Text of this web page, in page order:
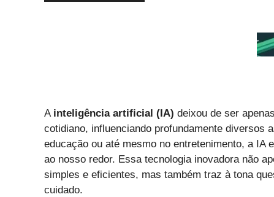
A inteligência artificial (IA) deixou de ser
cotidiano, influenciando profundamente diversos
educação ou até mesmo no entretenimento, a IA
ao nosso redor. Essa tecnologia inovadora não
simples e eficientes, mas também traz à tona
cuidado.